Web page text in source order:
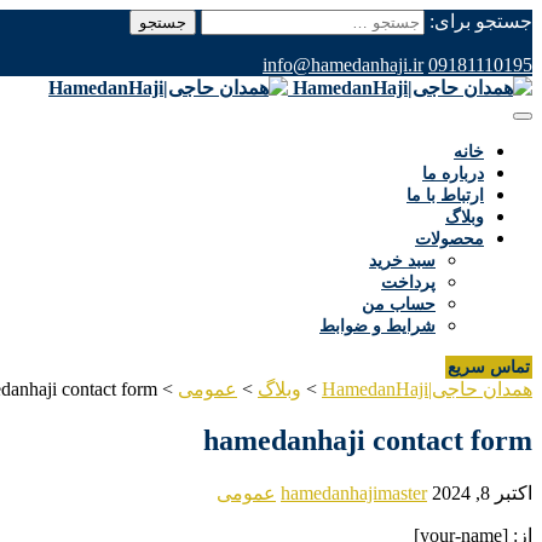
جستجو برای:
09181110195
info@hamedanhaji.ir
خانه
درباره ما
ارتباط با ما
وبلاگ
محصولات
سبد خرید
پرداخت
حساب من
شرایط و ضوابط
تماس سریع
همدان حاجی|HamedanHaji > وبلاگ > عمومی >
contact form
hamedanhaji contact form
اکتبر 8, 2024 hamedanhajimaster عمومی
از: [your-name]